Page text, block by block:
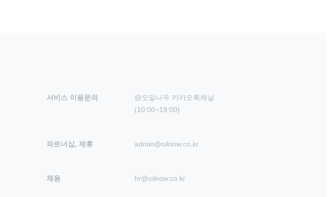
서비스 이용문의
@오일나우 카카오톡채널
(10:00~19:00)
파트너십, 제휴 admin@oilnow.co.kr
채용 hr@oilnow.co.kr